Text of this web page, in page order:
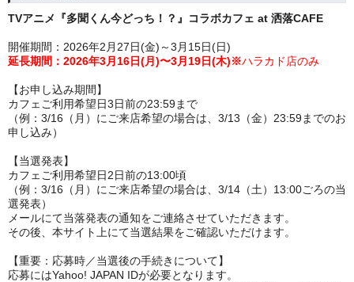
TVアニメ『多聞くん今どっち！？』コラボカフェ at 洒落CAFE
開催期間：2026年2月27日(金)～3月15日(日)
延長期間： 2026年3月16日(月)〜3月19日(木)※ハラカド店のみ
【お申し込み期間】
カフェご利用希望日3日前の23:59まで
（例：3/16（月）にご来店希望の場合は、3/13（金）23:59までのお
申し込み）
【当選発表】
カフェご利用希望日2日前の13:00頃
（例：3/16（月）にご来店希望の場合は、3/14（土）13:00ごろの当
選発表）
メールにて当落発表の通知をご連絡させていただきます。
その後、本サイト上にて当選結果をご確認いただけます。
【重要：応募時／当選後の手続きについて】
応募にはYahoo! JAPAN IDが必要となります。